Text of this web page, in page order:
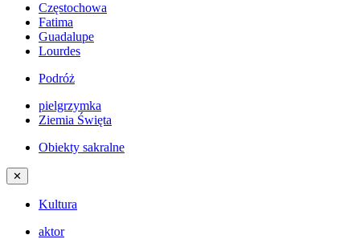
Częstochowa
Fatima
Guadalupe
Lourdes
Podróż
pielgrzymka
Ziemia Święta
Obiekty sakralne
✕
Kultura
aktor